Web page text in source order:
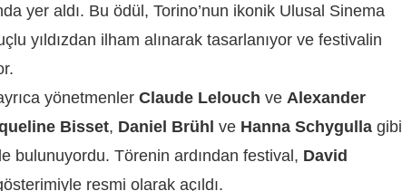
yer aldı. Bu ödül, Torino’nun ikonik Ulusal Sinema
yıldızdan ilham alınarak tasarlanıyor ve festivalin
yönetmenler Claude Lelouch ve Alexander
Bisset, Daniel Brühl ve Hanna Schygulla gibi
bulunuyordu. Törenin ardından festival, David
resmi olarak açıldı.